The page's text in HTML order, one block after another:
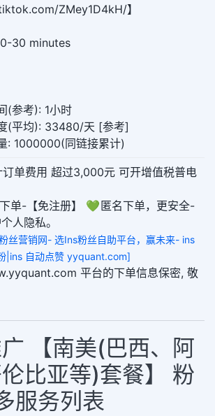
ZMey1D4kH/】
30 minutes
(参考): 1小时
(平均): 33480/天 [参考]
: 1000000(同链接累计)
单费用 超过3,000元 可开增值税普电
单-【免注册】 💚 匿名下单，更安全-
人隐私。
丝营销网- 选Ins粉丝自助平台，赢未来- ins
|ins 自动点赞 yyquant.com]
平台的下单信息保密, 敬
【南美(巴西、阿
比亚等)套餐】 粉
服务列表